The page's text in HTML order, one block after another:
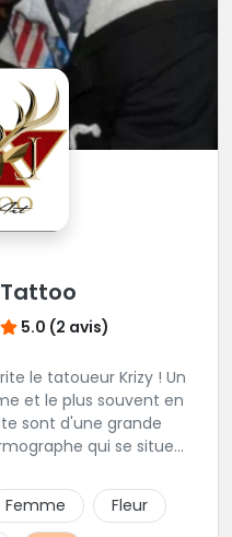
5.0 (2 avis)
le tatoueur Krizy ! Un
et le plus souvent en
sont d'une grande
qui se situe
Femme Fleur